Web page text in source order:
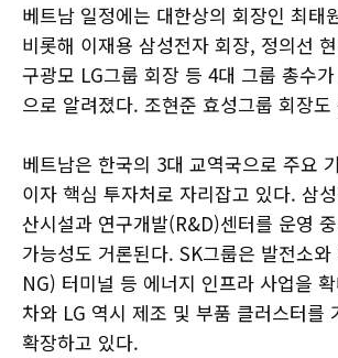
베트남 일정에는 대한상의 회장인 최태
비롯해 이재용 삼성전자 회장, 정의선
구광모 LG그룹 회장 등 4대 그룹 총수
으로 알려졌다. 조현준 효성그룹 회장
베트남은 한국의 3대 교역국으로 주요
이자 핵심 투자처로 자리잡고 있다. 삼
산시설과 연구개발(R&D)센터를 운영
가능성도 거론된다. SK그룹은 발전소
NG) 터미널 등 에너지 인프라 사업을
차와 LG 역시 제조 및 부품 클러스터를
확장하고 있다.